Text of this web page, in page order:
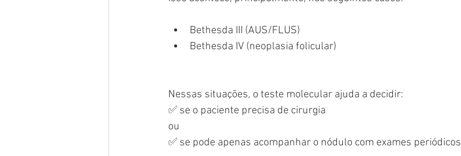
Bethesda III (AUS/FLUS)
Bethesda IV (neoplasia folicular)
Nessas situações, o teste molecular ajuda a decidir:
✅ se o paciente precisa de cirurgia
ou
✅ se pode apenas acompanhar o nódulo com exames periódicos